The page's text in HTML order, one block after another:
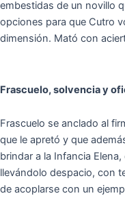
embestidas de un novillo
opciones para que Cutro
dimensión. Mató con
Frascuelo, solvencia y
Frascuelo se anclado al
que le apretó y que
brindar a la Infancia
llevándolo despacio, con
de acoplarse con un